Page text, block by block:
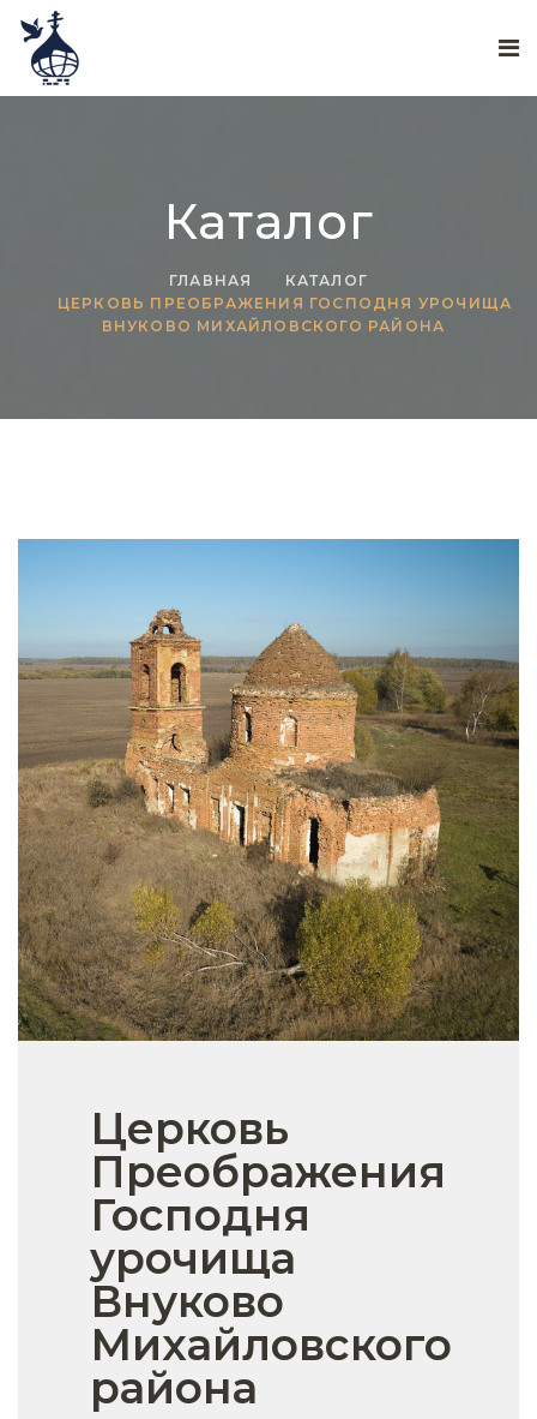
Каталог
ГЛАВНАЯ
КАТАЛОГ
ЦЕРКОВЬ ПРЕОБРАЖЕНИЯ ГОСПОДНЯ УРОЧИЩА
ВНУКОВО МИХАЙЛОВСКОГО РАЙОНА
Церковь
Преображения
Господня
урочища
Внуково
Михайловского
района